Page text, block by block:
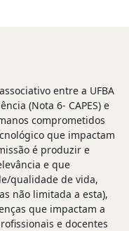
entre a UFBA
(Nota 6- CAPES) e
comprometidos
que impactam
é produzir e
e que
qualidade de vida,
não limitada a esta),
que impactam a
e docentes